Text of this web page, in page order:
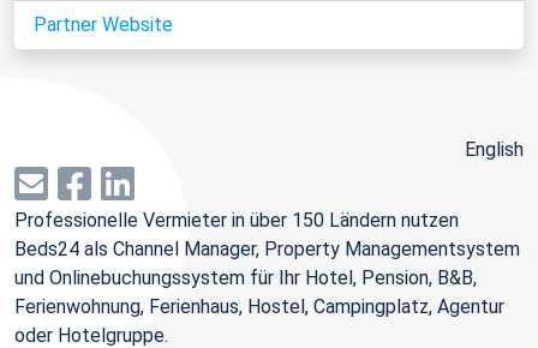
Partner Website
English
Professionelle Vermieter in über 150 Ländern nutzen
Beds24 als Channel Manager, Property Managementsystem
und Onlinebuchungssystem für Ihr Hotel, Pension, B&B,
Ferienwohnung, Ferienhaus, Hostel, Campingplatz, Agentur
oder Hotelgruppe.